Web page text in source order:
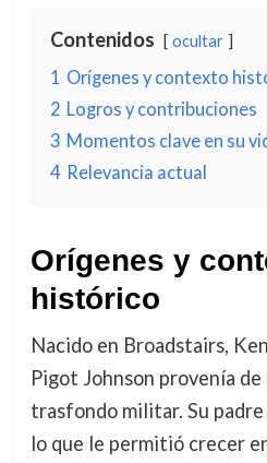
Contenidos ocultar
1 Orígenes y contexto
2 Logros y contribuciones
3 Momentos clave en su
4 Relevancia actual
Orígenes y
histórico
Nacido en Broadstairs,
Pigot Johnson provenía
trasfondo militar. Su
lo que le permitió crecer